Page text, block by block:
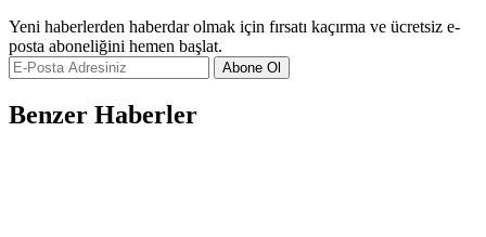
Yeni haberlerden haberdar olmak için fırsatı kaçırma ve ücretsiz e-
posta aboneliğini hemen başlat.
Abone Ol
Benzer Haberler